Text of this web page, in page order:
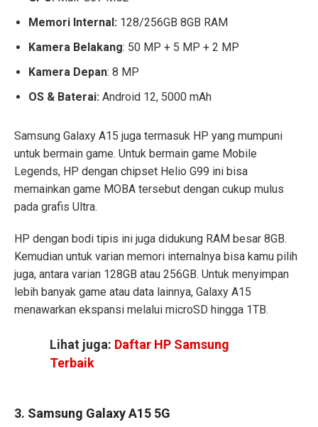
Memori Internal: 128/256GB 8GB RAM
Kamera Belakang: 50 MP + 5 MP + 2 MP
Kamera Depan: 8 MP
OS & Baterai: Android 12, 5000 mAh
Samsung Galaxy A15 juga termasuk HP yang mumpuni
untuk bermain game. Untuk bermain game Mobile
Legends, HP dengan chipset Helio G99 ini bisa
memainkan game MOBA tersebut dengan cukup mulus
pada grafis Ultra.
HP dengan bodi tipis ini juga didukung RAM besar 8GB.
Kemudian untuk varian memori internalnya bisa kamu pilih
juga, antara varian 128GB atau 256GB. Untuk menyimpan
lebih banyak game atau data lainnya, Galaxy A15
menawarkan ekspansi melalui microSD hingga 1TB.
Lihat juga: Daftar HP Samsung
Terbaik
3. Samsung Galaxy A15 5G